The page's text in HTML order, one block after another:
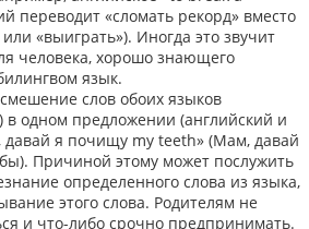
переводит «сломать рекорд» вместо
«выиграть»). Иногда это звучит
человека, хорошо знающего
язык.
слов обоих языков
в одном предложении (английский и
я почищу my teeth» (Мам, давай
Причиной этому может послужить
определенного слова из языка,
этого слова. Родителям не
и что-либо срочно предпринимать.